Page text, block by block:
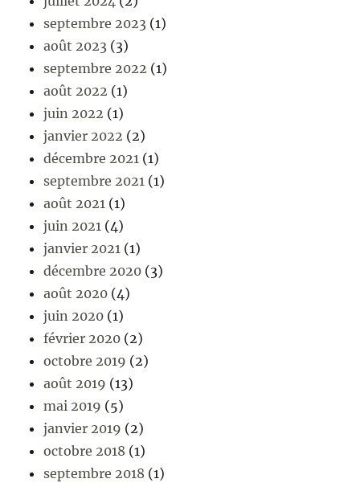
septembre 2023 (1)
août 2023 (3)
septembre 2022 (1)
août 2022 (1)
juin 2022 (1)
janvier 2022 (2)
décembre 2021 (1)
septembre 2021 (1)
août 2021 (1)
juin 2021 (4)
janvier 2021 (1)
décembre 2020 (3)
août 2020 (4)
juin 2020 (1)
février 2020 (2)
octobre 2019 (2)
août 2019 (13)
mai 2019 (5)
janvier 2019 (2)
octobre 2018 (1)
septembre 2018 (1)